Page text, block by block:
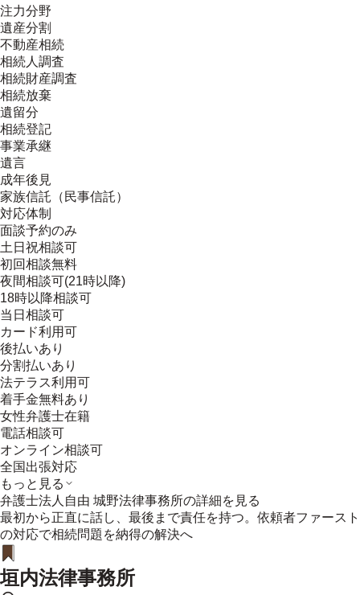
注力分野
遺産分割
不動産相続
相続人調査
相続財産調査
相続放棄
遺留分
相続登記
事業承継
遺言
成年後見
家族信託（民事信託）
対応体制
面談予約のみ
土日祝相談可
初回相談無料
夜間相談可(21時以降)
18時以降相談可
当日相談可
カード利用可
後払いあり
分割払いあり
法テラス利用可
着手金無料あり
女性弁護士在籍
電話相談可
オンライン相談可
全国出張対応
もっと見る
弁護士法人自由 城野法律事務所の詳細を見る
最初から正直に話し、最後まで責任を持つ。依頼者ファースト
の対応で相続問題を納得の解決へ
垣内法律事務所